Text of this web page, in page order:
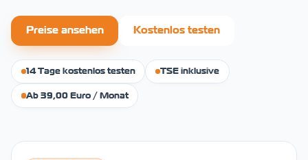
Preise ansehen Kostenlos testen
14 Tage kostenlos testen TSE inklusive
Ab 39,00 Euro / Monat